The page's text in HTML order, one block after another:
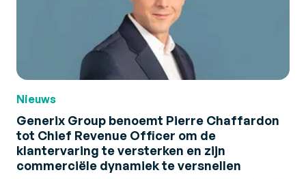
Nieuws
Generix Group benoemt Pierre Chaffardon
tot Chief Revenue Officer om de
klantervaring te versterken en zijn
commerciële dynamiek te versnellen